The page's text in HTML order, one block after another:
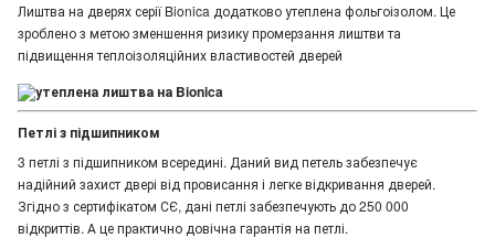
Лиштва на дверях серії Bionica додатково утеплена фольгоізолом. Це
зроблено з метою зменшення ризику промерзання лиштви та
підвищення теплоізоляційних властивостей дверей
Петлі з підшипником
3 петлі з підшипником всередині. Даний вид петель забезпечує
надійний захист двері від провисання і легке відкривання дверей.
Згідно з сертифікатом СЄ, дані петлі забезпечують до 250 000
відкриттів. А це практично довічна гарантія на петлі.